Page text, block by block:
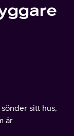
sitt hus,
är